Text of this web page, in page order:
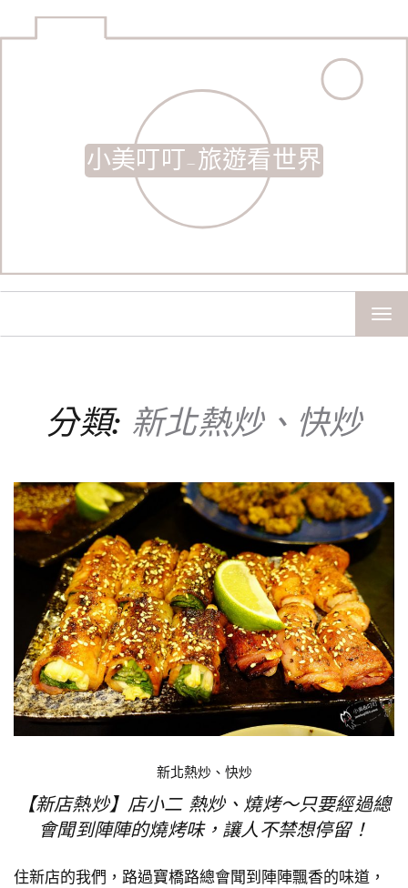
小美叮叮-旅遊看世界
分類: 新北熱炒、快炒
新北熱炒、快炒
【新店熱炒】店小二 熱炒、燒烤～只要經過總
會聞到陣陣的燒烤味，讓人不禁想停留！
住新店的我們，路過寶橋路總會聞到陣陣飄香的味道，